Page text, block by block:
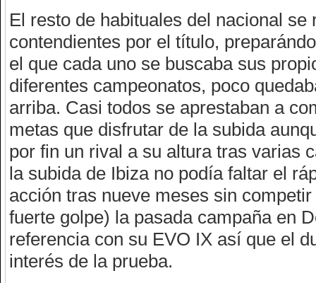
El resto de habituales del nacional
contendientes por el título,
el que cada uno se buscaba sus
diferentes campeonatos, poco
arriba. Casi todos se aprestaban a
metas que disfrutar de la subida
por fin un rival a su altura tras varias
la subida de Ibiza no podía faltar el
acción tras nueve meses sin
fuerte golpe) la pasada campaña en
referencia con su EVO IX así que el
interés de la prueba.